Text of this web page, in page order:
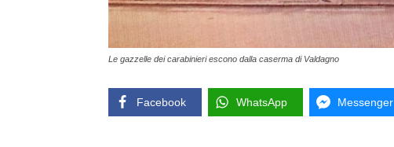
Le gazzelle dei carabinieri escono dalla caserma di Valdagno
Facebook WhatsApp Messenger